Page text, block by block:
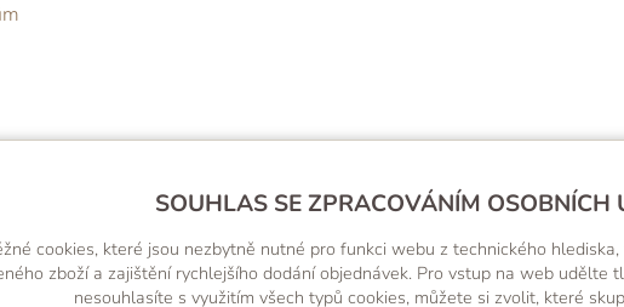
NAVŠTIVTE NÁŠ INSTAGRAM, JE TO
SOUHLAS SE ZPRACOVÁNÍM OSOBNÍCH
cookies, které jsou nezbytně nutné pro funkci webu z technického
zboží a zajištění rychlejšího dodání objednávek. Pro vstup na web
nesouhlasíte s využitím všech typů cookies, můžete si zvolit, které